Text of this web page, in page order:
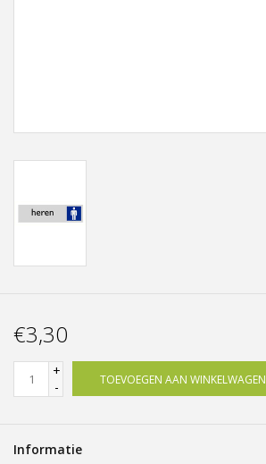
Portfolio
kleuren en lettertypes
€3,30
+
-
TOEVOEGEN AAN WINKELWAGEN
Informatie